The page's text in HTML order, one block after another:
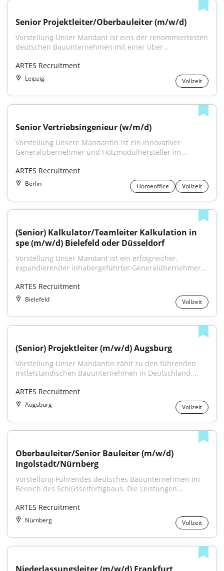
Senior Projektleiter/Oberbauleiter (m/w/d)
Vorstellung Unser Mandant ist eins der renommiertesten
deutschen Bauunternehmen mit einer über...
ARTES Recruitment
Leipzig Vollzeit
Senior Vertriebsingenieur (w/m/d)
Vorstellung Unsere Mandantin ist ein innovativer
Generalübernehmer und Holzmodulhersteller im...
ARTES Recruitment
Berlin Homeoffice Vollzeit
(Senior) Kalkulator/Teamleiter Kalkulation in
spe (m/w/d) Bielefeld oder Düsseldorf
Vorstellung Unser Mandant ist ein erfolgreicher,
expandierender inhabergeführter Generalübernehmer...
ARTES Recruitment
Bielefeld Vollzeit
(Senior) Projektleiter (m/w/d) Augsburg
Vorstellung Unser Mandantin zählt zu den führenden
mittelständischen Bauunternehmen in Deutschland....
ARTES Recruitment
Augsburg Vollzeit
Oberbauleiter/Senior Bauleiter (m/w/d)
Ingolstadt/Nürnberg
Vorstellung Führendes deutsches Bauunternehmen im
Bereich des Schlüsselfertigbaus. Die Leistungen...
ARTES Recruitment
Nürnberg Vollzeit